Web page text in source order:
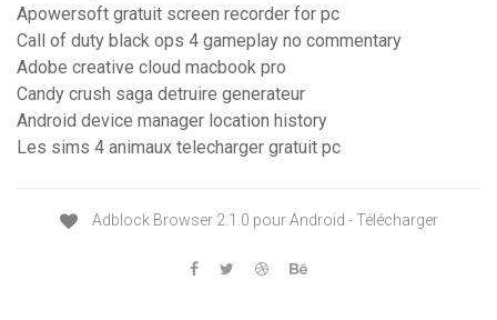
Apowersoft gratuit screen recorder for pc
Call of duty black ops 4 gameplay no commentary
Adobe creative cloud macbook pro
Candy crush saga detruire generateur
Android device manager location history
Les sims 4 animaux telecharger gratuit pc
Adblock Browser 2.1.0 pour Android - Télécharger